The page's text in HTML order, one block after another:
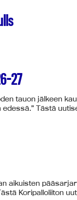
27
tauon jälkeen
Tästä
aikuisten
Koripalloliiton